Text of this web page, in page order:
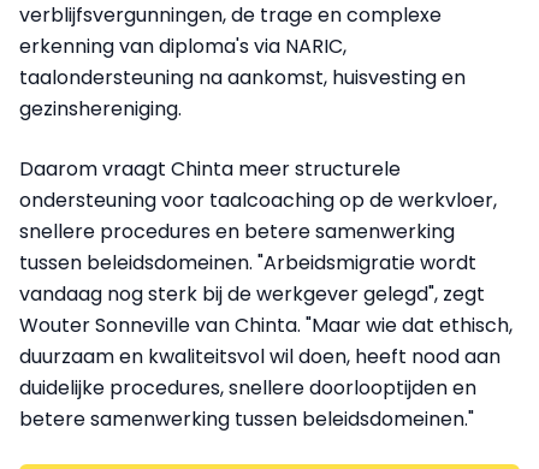
verblijfsvergunningen, de trage en complexe
erkenning van diploma's via NARIC,
taalondersteuning na aankomst, huisvesting en
gezinshereniging.
Daarom vraagt Chinta meer structurele
ondersteuning voor taalcoaching op de werkvloer,
snellere procedures en betere samenwerking
tussen beleidsdomeinen. "Arbeidsmigratie wordt
vandaag nog sterk bij de werkgever gelegd", zegt
Wouter Sonneville van Chinta. "Maar wie dat ethisch,
duurzaam en kwaliteitsvol wil doen, heeft nood aan
duidelijke procedures, snellere doorlooptijden en
betere samenwerking tussen beleidsdomeinen."